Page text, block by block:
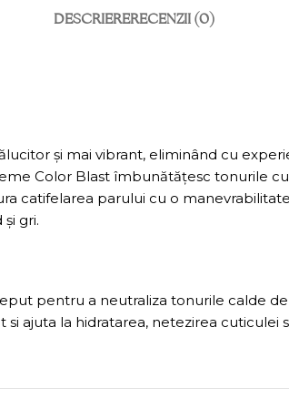
DESCRIERERECENZII (0)
și mai vibrant, eliminând cu
Color Blast îmbunătățesc tonurile
catifelarea parului cu o
gri.
pentru a neutraliza tonurile calde
ajuta la hidratarea, netezirea cuticulei